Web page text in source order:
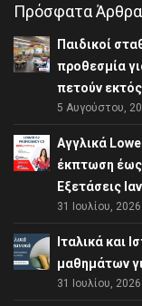
Πρόσφατα Άρθρα
Παιδικοί
προθεσμία
πετούν εκτός
5 Αυγούστου,
Αγγλικά
έκπτωση έως
Εξετάσεις
31 Ιουλίου, 2026
Ιταλικά και
μαθημάτων
31 Ιουλίου, 2026